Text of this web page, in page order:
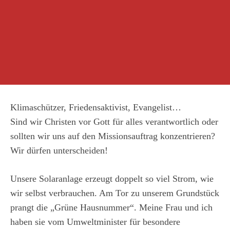
Klimaschützer, Friedensaktivist, Evangelist…
Sind wir Christen vor Gott für alles verantwortlich oder
sollten wir uns auf den Missionsauftrag konzentrieren?
Wir dürfen unterscheiden!
Unsere Solaranlage erzeugt doppelt so viel Strom, wie
wir selbst verbrauchen. Am Tor zu unserem Grundstück
prangt die „Grüne Hausnummer“. Meine Frau und ich
haben sie vom Umweltminister für besondere